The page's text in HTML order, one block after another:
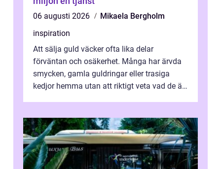
06 augusti 2026
Mikaela Bergholm
inspiration
Att sälja guld väcker ofta lika delar
förväntan och osäkerhet. Många har ärvda
smycken, gamla guldringar eller trasiga
kedjor hemma utan att riktigt veta vad de är